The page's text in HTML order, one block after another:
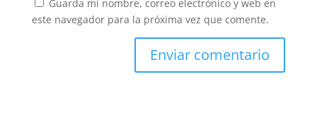
Guarda mi nombre, correo electrónico y web en
este navegador para la próxima vez que comente.